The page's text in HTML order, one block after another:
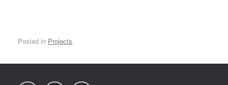
Posted in Projects.